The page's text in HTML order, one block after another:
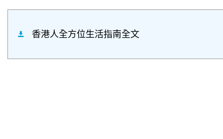
香港人全方位生活指南全文